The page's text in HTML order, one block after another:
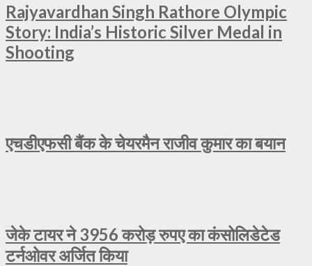
Rajyavardhan Singh Rathore Olympic
Story: India’s Historic Silver Medal in
Shooting
एचडीएफसी बैंक के चेयरमैन राजीव कुमार का बयान
जेके टायर ने 3956 करोड़ रुपए का कंसोलिडेटेड
टर्नओवर अर्जित किया